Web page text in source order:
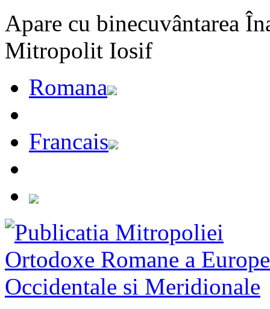
Apare cu binecuvântarea
Mitropolit Iosif
Romana
Francais